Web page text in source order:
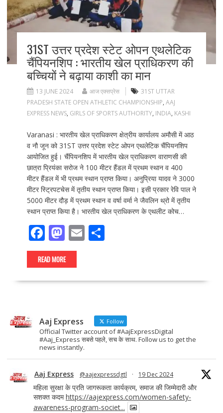
31ST उत्तर प्रदेश स्टेट ओपन एथलेटिक
चैंपियनशिप : भारतीय खेल प्राधिकरण की
बच्चियों ने बढ़ाया काशी का मान
13 JUNE 2024 आज एक्सप्रेस
31ST UTTAR
PRADESH STATE OPEN ATHLETIC CHAMPIONSHIP, AAJ
EXPRESS NEWS, GIRLS OF SPORTS AUTHORITY, INDIA, KASHI
Varanasi : भारतीय खेल प्राधिकरण क्षेत्रीय कार्यालय अमौसी में आठ
व नौ जून को 31ST उत्तर प्रदेश स्टेट ओपन एथलेटिक चैंपियनशिप
आयोजित हुई। चैंपियनशिप में भारतीय खेल प्राधिकरण वाराणसी की
छात्रा प्रियंका सरोज ने 100 मीटर हैंडल में प्रथम स्थान व 400
मीटर हैंडल में भी प्रथम स्थान प्राप्त किया। अनुप्रिया यादव ने 3000
मीटर स्ट्रिपटचेस में तृतीय स्थान प्राप्त किया। इसी प्रकार रेवि पाल ने
5000 मीटर दौड़ में प्रथम स्थान व वर्षा वर्मा ने जैवलिन थ्रो में तृतीय
स्थान प्राप्त किया है। भारतीय खेल प्राधिकरण के एथलीट कोच…
F
ac
e
b
k
M
as
to
d
E
l
S
e
READ MORE
Aaj Express Follow
Official Twitter account of #AajExpressDigital
#Aaj_Express सबसे पहले, सच के साथ. Follow us to get the
news instantly.
Aaj Express @aajexpressdgtl · 19 Dec 2024
महिला सुरक्षा के प्रति जागरूकता कार्यक्रम, समाज की जिम्मेदारी और
सशक्त कदमhttps://aajexpress.com/women-safety-
awareness-program-societ...